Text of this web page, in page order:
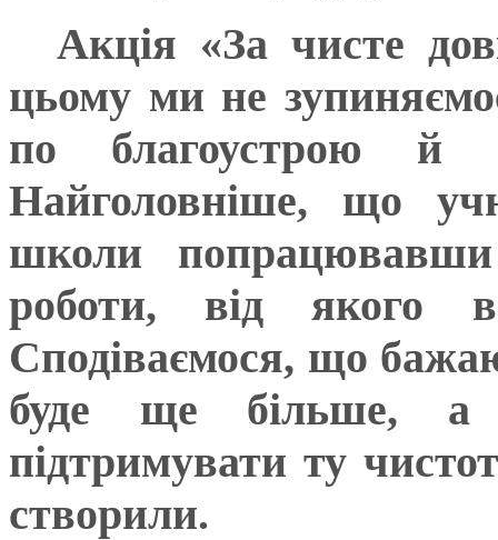
Акція «За чисте
цьому ми не
по благоустрою й
Найголовніше, що
школи попрацювавши
роботи, від якого
Сподіваємося, що
буде ще більше, а
підтримувати ту
створили.